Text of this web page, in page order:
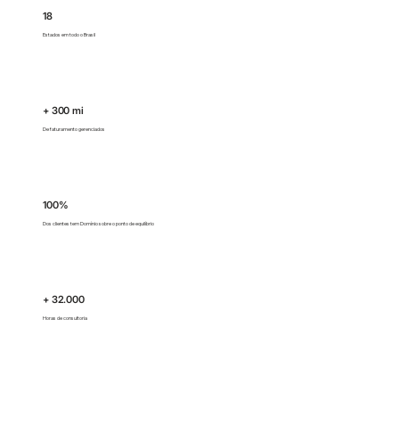
18
Estados em todo o Brasil
+ 300 mi
De faturamento gerenciados
100%
Dos clientes tem Domínio sobre o ponto de equilíbrio
+ 32.000
Horas de consultoria